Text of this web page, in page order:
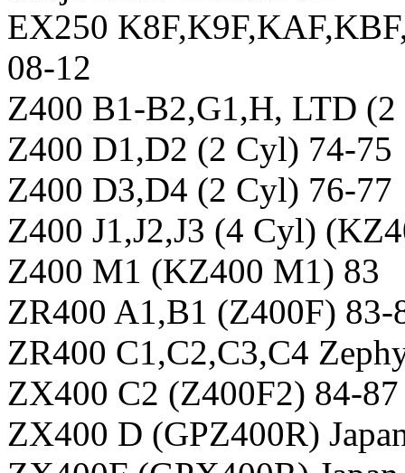
EX250
08-12
Z400 B1-B2,G1,H, LTD
Z400 D1,D2 (2 Cyl) 74-75
Z400 D3,D4 (2 Cyl) 76-77
Z400 J1,J2,J3 (4 Cyl)
Z400 M1 (KZ400 M1) 83
ZR400 A1,B1 (Z400F) 83-
ZR400 C1,C2,C3,C4
ZX400 C2 (Z400F2) 84-87
ZX400 D (GPZ400R)